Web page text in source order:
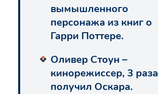
вымышленного
персонажа из книг о
Гарри Поттере.
Оливер Стоун –
кинорежиссер, 3 раза
получил Оскара.